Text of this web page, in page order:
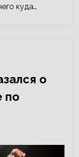
куда…
о
по